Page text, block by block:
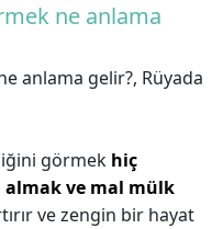
ne anlama
anlama gelir?, Rüyada
görmek hiç
almak ve mal mülk
ve zengin bir hayat